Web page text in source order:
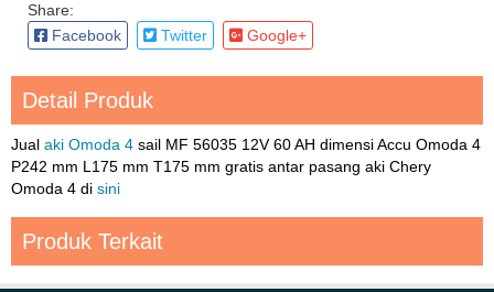
Share:
Facebook
Twitter Google+
Detail Produk
Jual aki Omoda 4 sail MF 56035 12V 60 AH dimensi Accu Omoda 4
P242 mm L175 mm T175 mm gratis antar pasang aki Chery
Omoda 4 di sini
Produk Terkait